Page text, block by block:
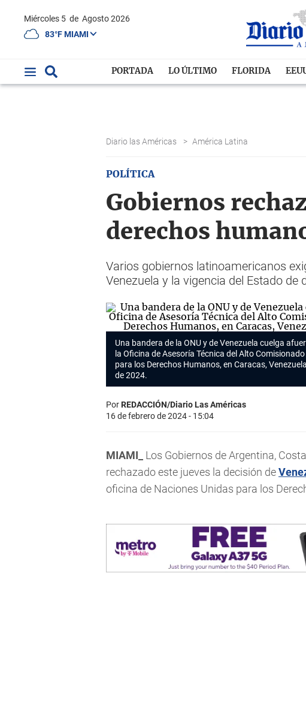
Miércoles 5 de Agosto 2026
83°F MIAMI
PORTADA LO ÚLTIMO FLORIDA
Diario las Américas > América Latina
POLÍTICA
Gobiernos
derechos
Varios gobiernos latinoamericanos
Venezuela y la vigencia del Estado de
Una bandera de la ONU y de Venezuela cuelga
la Oficina de Asesoría Técnica del Alto
para los Derechos Humanos, en Caracas,
de 2024.
PorREDACCIÓN/Diario Las Américas
16 de febrero de 2024 - 15:04
MIAMI_ Los Gobiernos de Argentina,
rechazado este jueves la decisión de
oficina de Naciones Unidas para los